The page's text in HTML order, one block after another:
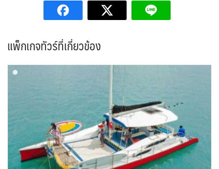
แพ็กเกจทัวร์ที่เกี่ยวข้อง